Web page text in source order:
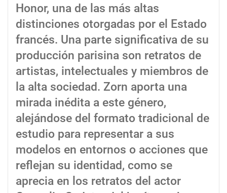
Honor, una de las más altas
distinciones otorgadas por el Estado
francés. Una parte significativa de su
producción parisina son retratos de
artistas, intelectuales y miembros de
la alta sociedad. Zorn aporta una
mirada inédita a este género,
alejándose del formato tradicional de
estudio para representar a sus
modelos en entornos o acciones que
reflejan su identidad, como se
aprecia en los retratos del actor